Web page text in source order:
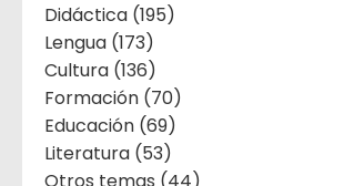
Didáctica (195)
Lengua (173)
Cultura (136)
Formación (70)
Educación (69)
Literatura (53)